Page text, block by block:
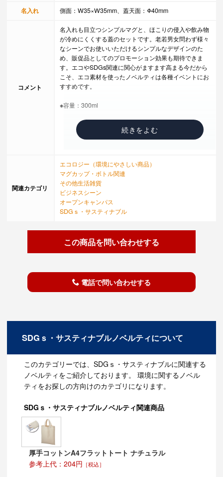
名入れ 側面：W35×W35mm、蓋天面：Φ40mm
コメント
名入れも目立つシンプルマグと、ほこりの侵入や飲み物
が冷めにくくする蓋のセットです。老若男女問わず様々
なシーンでお使いいただけるシンプルなデザインのた
め、販促品としてのプロモーション効果も期待できま
す。エコやSDGs関連に関心がますます高まる今だから
こそ、エコ素材を使ったノベルティは各種イベントにお
すすめです。
※容量：300ml
関連カテゴリ
エコロジー（環境にやさしい商品）
マグカップ・ボトル関連
その他生活雑貨
ビジネスシーン
オープンキャンパス
SDGｓ・サスティナブル
この商品を問い合わせする
電話で問い合わせする
SDGｓ・サスティナブルノベルティについて
このカテゴリーでは、SDGｓ・サスティナブルに関連する
ノベルティをご紹介しております。 環境に関するノベル
ティをお探しの方向けのカテゴリになります。
SDGｓ・サスティナブルノベルティ関連商品
厚手コットンA4フラットトート ナチュラル
参考上代：204円 ［税込］